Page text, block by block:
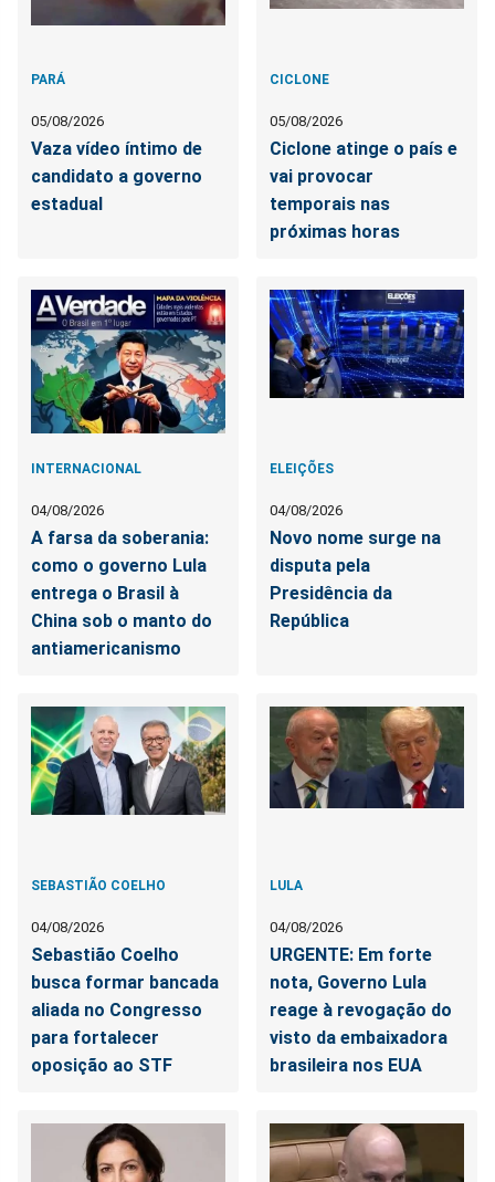
PARÁ
05/08/2026
Vaza vídeo íntimo de
candidato a governo
estadual
CICLONE
05/08/2026
Ciclone atinge o país e
vai provocar
temporais nas
próximas horas
INTERNACIONAL
04/08/2026
A farsa da soberania:
como o governo Lula
entrega o Brasil à
China sob o manto do
antiamericanismo
ELEIÇÕES
04/08/2026
Novo nome surge na
disputa pela
Presidência da
República
SEBASTIÃO COELHO
04/08/2026
Sebastião Coelho
busca formar bancada
aliada no Congresso
para fortalecer
oposição ao STF
LULA
04/08/2026
URGENTE: Em forte
nota, Governo Lula
reage à revogação do
visto da embaixadora
brasileira nos EUA